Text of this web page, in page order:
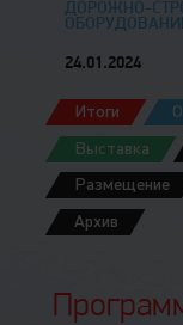
ДОРОЖНО-
24.01 2024
Итоги
Выставка
Размещение
Архив